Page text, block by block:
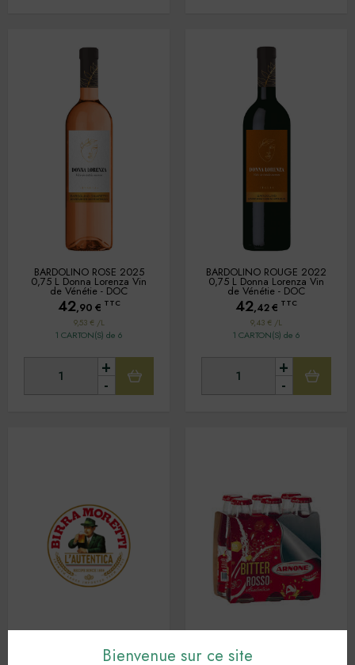
BARDOLINO ROSE 2025
0,75 L Donna Lorenza Vin
de Vénétie - DOC
42,90 € TTC
9,53 € /L
1 CARTON(S) de 6
-
+
BARDOLINO ROUGE 2022
0,75 L Donna Lorenza Vin
de Vénétie - DOC
42,42€ TTC
9,43 € /L
1 CARTON(S) de 6
-
+
Bienvenue sur ce site